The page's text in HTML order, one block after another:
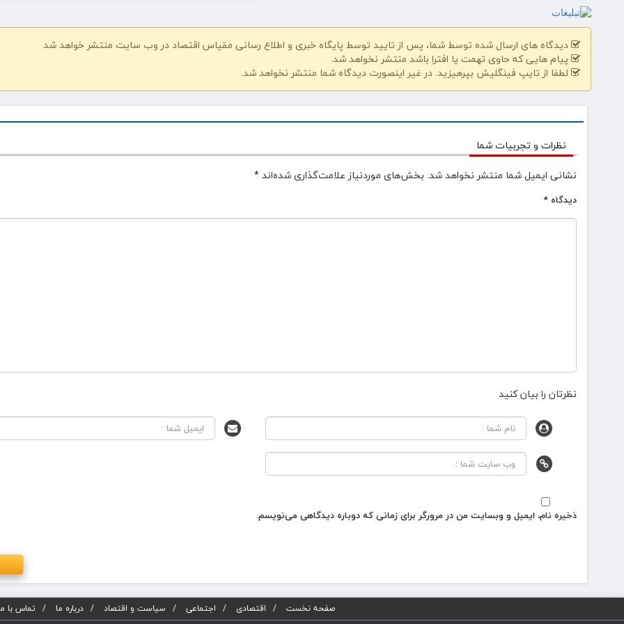
دیدگاه های ارسال شده توسط شما، پس از تایید توسط پایگاه خبری و اطلاع رسانی مقیاس اقتصاد در وب سایت منتشر خواهد شد
پیام هایی که حاوی تهمت یا افترا باشد منتشر نخواهد شد.
لطفا از تایپ فینگلیش بپرهیزید. در غیر اینصورت دیدگاه شما منتشر نخواهد شد.
نظرات و تجربیات شما
نشانی ایمیل شما منتشر نخواهد شد. بخش‌های موردنیاز علامت‌گذاری شده‌اند*
دیدگاه *
نظرتان را بیان کنید
ذخیره نام، ایمیل و وبسایت من در مرورگر برای زمانی که دوباره دیدگاهی می‌نویسم.
صفحه نخست اقتصادی اجتماعی سیاست و اقتصاد درباره ما تماس با